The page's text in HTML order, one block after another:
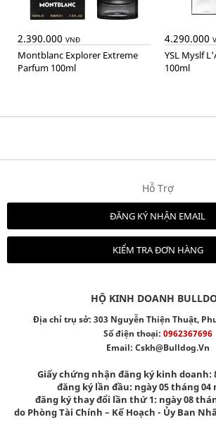
2.390.000 VNĐ
Montblanc Explorer Extreme
Parfum 100ml
4.290.000
YSL Myslf L'Absolu Parfum
100ml
Hỗ Trợ
ĐĂNG KÝ NHẬN EMAIL
KIỂM TRA ĐƠN HÀNG
HỘ KINH DOANH
Địa chỉ trụ sở: 303 Nguyễn Thiện Thuật,
Số điện thoại: 0962367696
Email: Cskh@bulldog.vn
Giấy chứng nhận đăng ký kinh doanh:
đăng ký lần đầu: ngày 05 tháng 04
đăng ký thay đổi lần thứ 1: ngày 08
do Phòng Tài Chính – Kế Hoạch - Ủy Ban